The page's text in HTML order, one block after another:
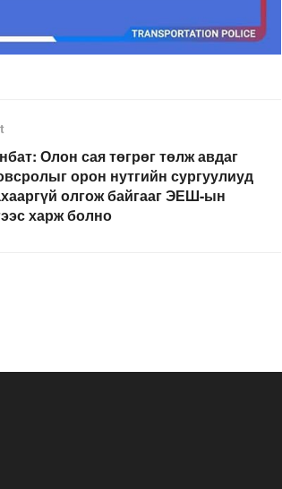
Олон сая төгрөг төлж авдаг
орон нутгийн сургуулиуд
олгож байгааг ЭЕШ-ын
харж болно